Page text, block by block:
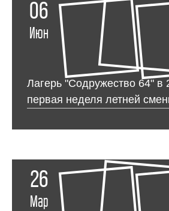
06
Июн
Лагерь "Содружество 64" в
первая неделя летней
26
Мар